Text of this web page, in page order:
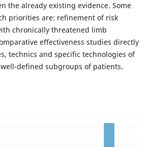
the already existing evidence. Some
priorities are: refinement of risk
chronically threatened limb
effectiveness studies directly
technics and specific technologies of
defined subgroups of patients.